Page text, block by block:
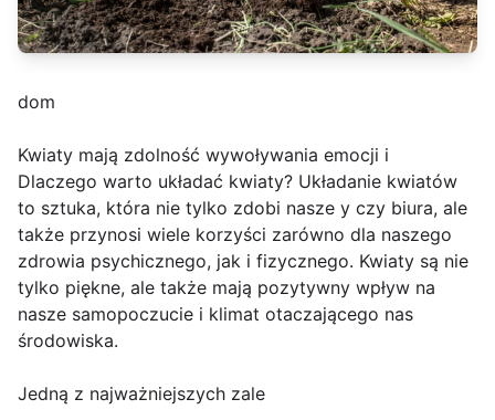
dom
Kwiaty mają zdolność wywoływania emocji i
Dlaczego warto układać kwiaty? Układanie kwiatów
to sztuka, która nie tylko zdobi nasze y czy biura, ale
także przynosi wiele korzyści zarówno dla naszego
zdrowia psychicznego, jak i fizycznego. Kwiaty są nie
tylko piękne, ale także mają pozytywny wpływ na
nasze samopoczucie i klimat otaczającego nas
środowiska.
Jedną z najważniejszych zale